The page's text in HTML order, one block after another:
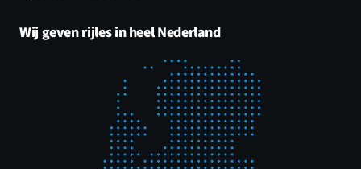
Wij geven rijles in heel Nederland